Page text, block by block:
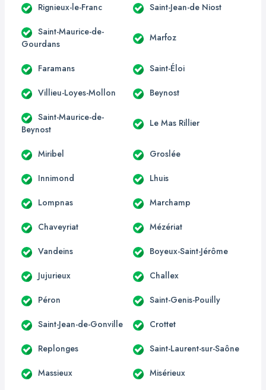
Rignieux-le-Franc Saint-Jean-de Niost
Saint-Maurice-de-
Gourdans
Marfoz
Faramans Saint-Éloi
Villieu-Loyes-Mollon Beynost
Saint-Maurice-de-
Beynost
Le Mas Rillier
Miribel Groslée
Innimond Lhuis
Lompnas Marchamp
Chaveyriat Mézériat
Vandeins Boyeux-Saint-Jérôme
Jujurieux Challex
Péron Saint-Genis-Pouilly
Saint-Jean-de-Gonville Crottet
Replonges Saint-Laurent-sur-Saône
Massieux Misérieux